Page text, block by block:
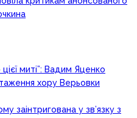
миті”: Вадим Яценко
хору Верьовки
заінтригована у зв’язку з